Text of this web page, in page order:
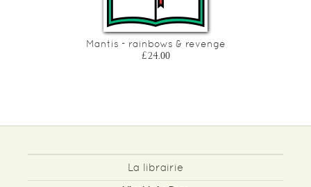
Mantis - rainbows & revenge
£24.00
La librairie